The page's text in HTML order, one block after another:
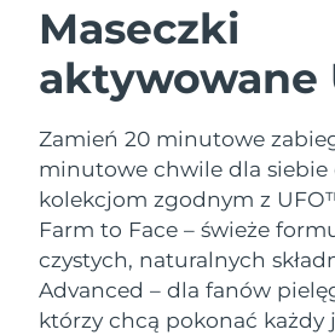
Maseczki
aktywowane
Zamień 20 minutowe
minutowe chwile dla siebie
kolekcjom zgodnym z
Farm to Face – świeże
czystych, naturalnych
Advanced – dla fanów
którzy chcą pokonać każdy